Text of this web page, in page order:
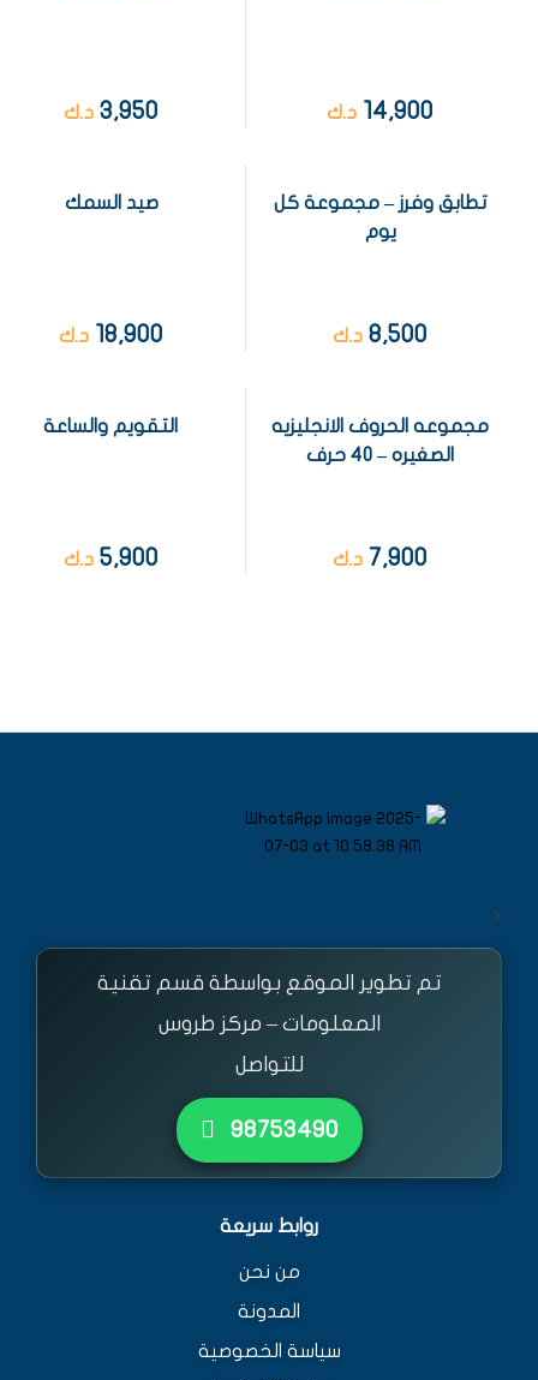
14,900 د.ك 3,950 د.ك
تطابق وفرز – مجموعة كل
يوم
8,500 د.ك
صيد السمك
18,900 د.ك
مجموعه الحروف الانجليزيه
الصغيره – 40 حرف
7,900 د.ك
التقويم والساعة
5,900 د.ك
<
تم تطوير الموقع بواسطة قسم تقنية
المعلومات – مركز طروس
للتواصل
٩٨٧٥٣٤٩٠
روابط سريعة
من نحن
المدونة
سياسة الخصوصية